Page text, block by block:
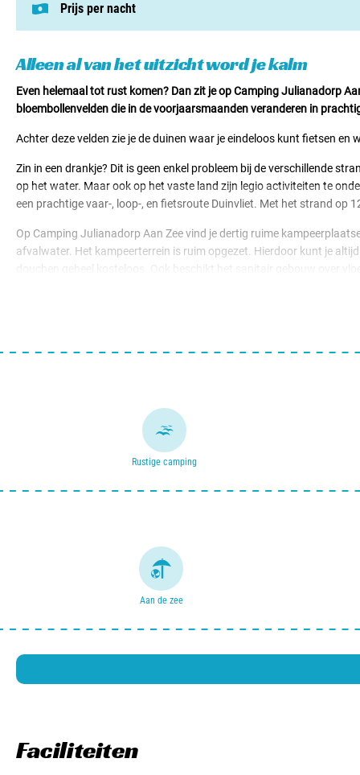
Alleen al van het uitzicht word je kalm
Even helemaal tot rust komen? Dan zit je op Camping Julianadorp
bloembollenvelden die in de voorjaarsmaanden veranderen in
Achter deze velden zie je de duinen waar je eindeloos kunt fietsen
Zin in een drankje? Dit is geen enkel probleem bij de verschillende
op het water. Maar ook op het vaste land zijn legio activiteiten te
een prachtige vaar-, loop-, en fietsroute Duinvliet. Met het strand op
Op Camping Julianadorp Aan Zee vind je dertig ruime
afvalwater. Het kampeerterrein is ruim opgezet. Hierdoor kunt je
Rustige camping
Aan de zee
Prijs per nacht
Staanplaatsen v.a. € 23,00
Faciliteiten